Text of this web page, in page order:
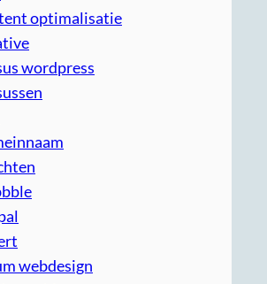
optimalisatie
wordpress
webdesign